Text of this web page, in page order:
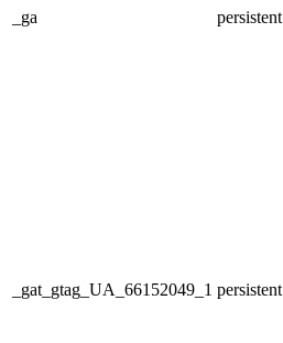
_ga persistent
_gat_gtag_UA_66152049_1 persistent